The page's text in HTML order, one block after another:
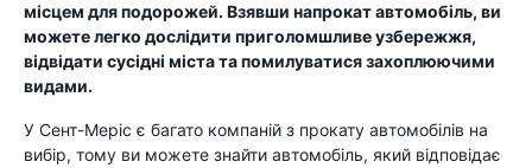
місцем для подорожей. Взявши напрокат автомобіль, ви
можете легко дослідити приголомшливе узбережжя,
відвідати сусідні міста та помилуватися захоплюючими
видами.
У Сент-Меріс є багато компаній з прокату автомобілів на
вибір, тому ви можете знайти автомобіль, який відповідає